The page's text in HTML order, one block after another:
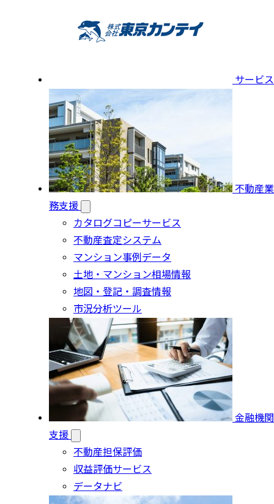
サービス
不動産業
務支援
カタログコピーサービス
不動産査定システム
マンション事例データ
土地・マンション相場情報
地図・登記・調査情報
市況分析ツール
金融機関
支援
不動産担保評価
収益評価サービス
データナビ